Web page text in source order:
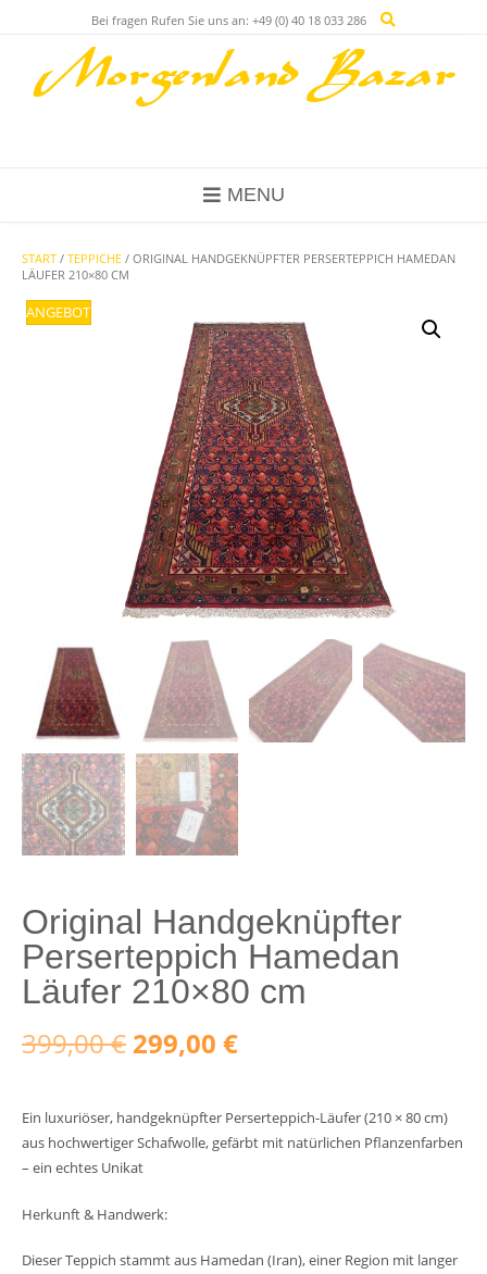
Bei fragen Rufen Sie uns an: +49 (0) 40 18 033 286
MENU
START / TEPPICHE / ORIGINAL HANDGEKNÜPFTER PERSERTEPPICH HAMEDAN
LÄUFER 210×80 CM
ANGEBOT!
Original Handgeknüpfter
Perserteppich Hamedan
Läufer 210×80 cm
399,00€ Ursprünglicher
war:
399,00 €
299,00 €Aktueller
ist:
Ein luxuriöser, handgeknüpfter Perserteppich-Läufer (210 × 80 cm)
aus hochwertiger Schafwolle, gefärbt mit natürlichen Pflanzenfarben
– ein echtes Unikat
Herkunft & Handwerk:
Dieser Teppich stammt aus Hamedan (Iran), einer Region mit langer